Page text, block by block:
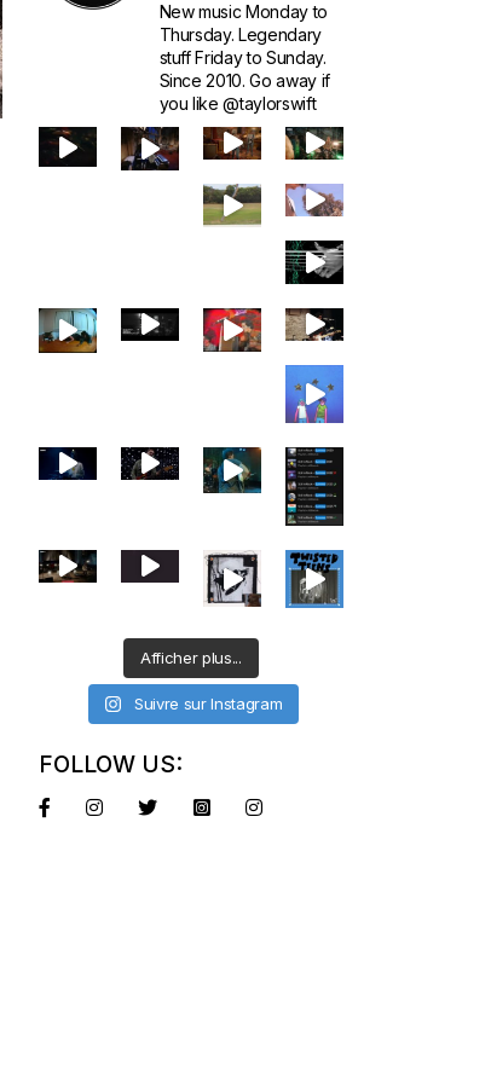
New music Monday to
Thursday. Legendary
stuff Friday to Sunday.
Since 2010. Go away if
you like @taylorswift
Afficher plus...
Suivre sur Instagram
FOLLOW US: